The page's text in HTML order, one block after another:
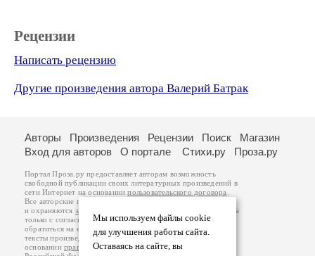
Рецензии
Написать рецензию
Другие произведения автора Валерий Батрак
Мы используем файлы cookie
для улучшения работы сайта.
Оставаясь на сайте, вы
Авторы Произведения Рецензии Поиск
Магазин
Вход для авторов
О портале Стихи.ру Проза.ру
Портал Проза.ру предоставляет авторам возможность
свободной публикации своих литературных произведений в
сети Интернет на основаниипользовательского договора
Все авторские права на произведения принадлежат авторам
и охраняются законом
. Перепечатка произведений возможна
только с согласия его автора, к которому вы можете
обратиться на его авторской странице. Ответственность за
тексты произведений авторы несут самостоятельно на
основанииправил публикацииизаконодательства